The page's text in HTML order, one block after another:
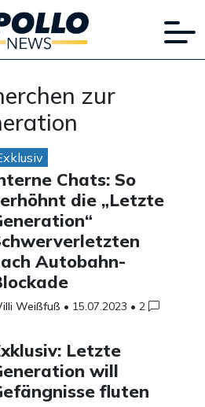
zur
Chats: So
die „Letzte
Autobahn-
Weißfuß • 15.07.2023 • 2
Letzte
will
fluten